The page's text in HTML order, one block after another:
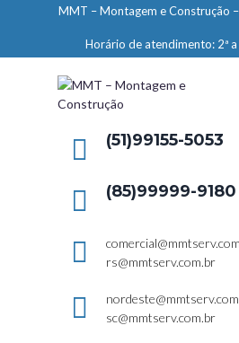
ENGENHARIA
LIMPEZA E CONSERVAÇÃO
MANUTENÇÃO PREDIAL
ELEVADORES – PREPARAÇÃO DE
MMT – Montagem e Construção
Horário de atendimento: 2ª
(51)99155-5053
(85)99999-9180
rs@mmtserv.com.br
sc@mmtserv.com.br